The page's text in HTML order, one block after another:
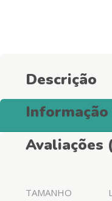
quantity
Descrição
Avaliações
TAMANHO